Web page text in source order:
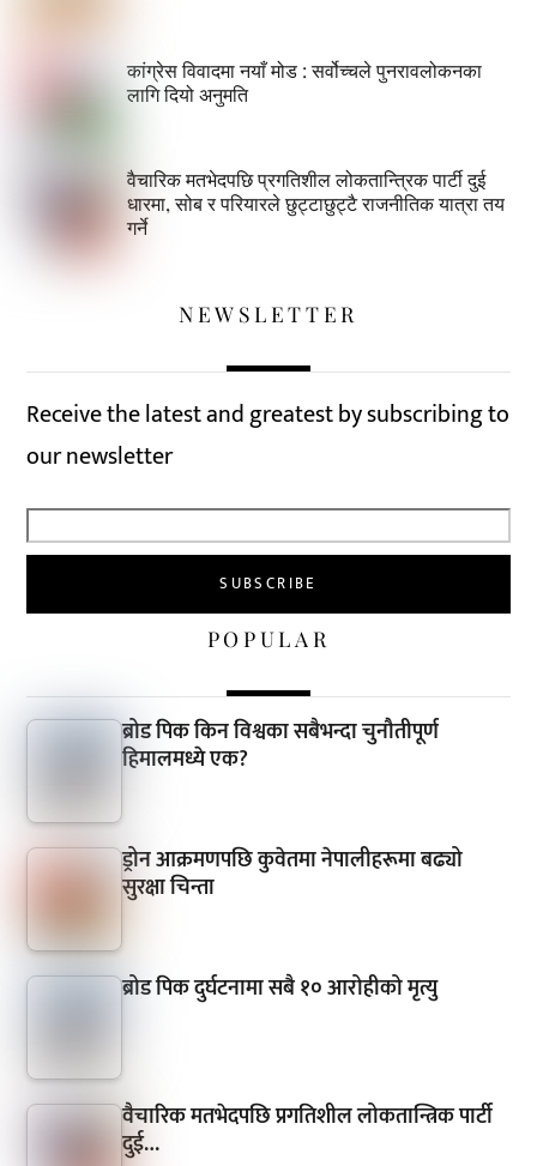
कांग्रेस विवादमा नयाँ मोड : सर्वोच्चले पुनरावलोकनका
लागि दियो अनुमति
वैचारिक मतभेदपछि प्रगतिशील लोकतान्त्रिक पार्टी दुई
धारमा, सोब र परियारले छुट्टाछुट्टै राजनीतिक यात्रा तय
गर्ने
NEWSLETTER
Receive the latest and greatest by subscribing to
our newsletter
POPULAR
ब्रोड पिक किन विश्वका सबैभन्दा चुनौतीपूर्ण
हिमालमध्ये एक?
ड्रोन आक्रमणपछि कुवेतमा नेपालीहरूमा बढ्यो
सुरक्षा चिन्ता
ब्रोड पिक दुर्घटनामा सबै १० आरोहीको मृत्यु
वैचारिक मतभेदपछि प्रगतिशील लोकतान्त्रिक पार्टी
दुई…